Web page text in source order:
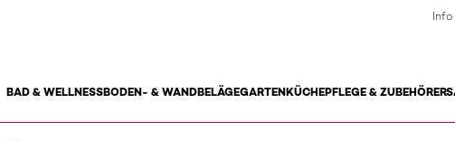
BAD & WELLNESSBODEN- & WANDBELÄGEGARTENKÜCHEPFLEGE & ZUBEHÖR
Info